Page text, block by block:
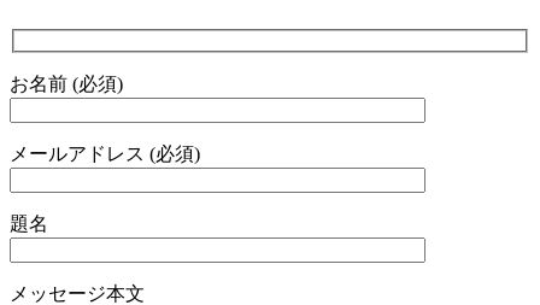
お名前 (必須)
メールアドレス (必須)
題名
メッセージ本文